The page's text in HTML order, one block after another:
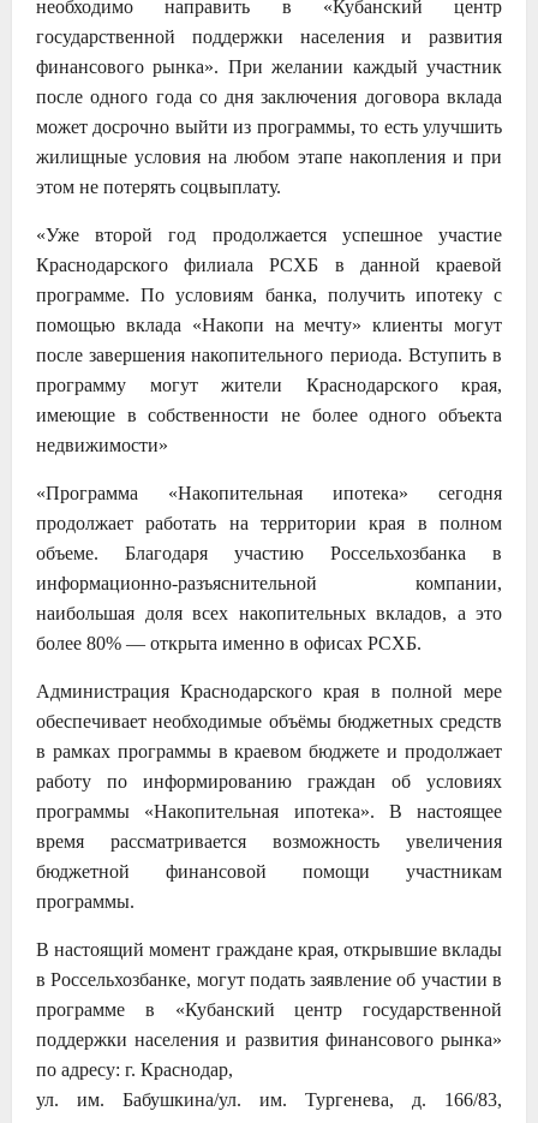
необходимо направить в «Кубанский центр
государственной поддержки населения и развития
финансового рынка». При желании каждый участник
после одного года со дня заключения договора вклада
может досрочно выйти из программы, то есть улучшить
жилищные условия на любом этапе накопления и при
этом не потерять соцвыплату.
«Уже второй год продолжается успешное участие
Краснодарского филиала РСХБ в данной краевой
программе. По условиям банка, получить ипотеку с
помощью вклада «Накопи на мечту» клиенты могут
после завершения накопительного периода. Вступить в
программу могут жители Краснодарского края,
имеющие в собственности не более одного объекта
недвижимости»
«Программа «Накопительная ипотека» сегодня
продолжает работать на территории края в полном
объеме. Благодаря участию Россельхозбанка в
информационно-разъяснительной компании,
наибольшая доля всех накопительных вкладов, а это
более 80% — открыта именно в офисах РСХБ.
Администрация Краснодарского края в полной мере
обеспечивает необходимые объёмы бюджетных средств
в рамках программы в краевом бюджете и продолжает
работу по информированию граждан об условиях
программы «Накопительная ипотека». В настоящее
время рассматривается возможность увеличения
бюджетной финансовой помощи участникам
программы.
В настоящий момент граждане края, открывшие вклады
в Россельхозбанке, могут подать заявление об участии в
программе в «Кубанский центр государственной
поддержки населения и развития финансового рынка»
по адресу: г. Краснодар,
ул. им. Бабушкина/ул. им. Тургенева, д. 166/83,